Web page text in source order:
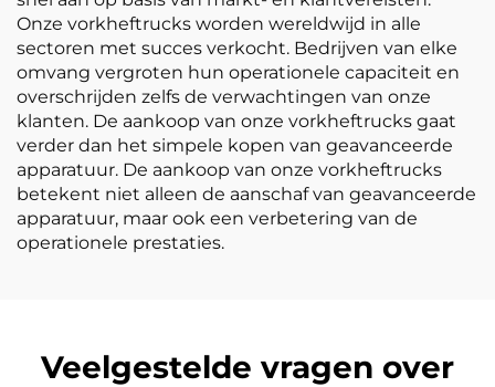
Onze vorkheftrucks worden wereldwijd in alle
sectoren met succes verkocht. Bedrijven van elke
omvang vergroten hun operationele capaciteit en
overschrijden zelfs de verwachtingen van onze
klanten. De aankoop van onze vorkheftrucks gaat
verder dan het simpele kopen van geavanceerde
apparatuur. De aankoop van onze vorkheftrucks
betekent niet alleen de aanschaf van geavanceerde
apparatuur, maar ook een verbetering van de
operationele prestaties.
Veelgestelde vragen over